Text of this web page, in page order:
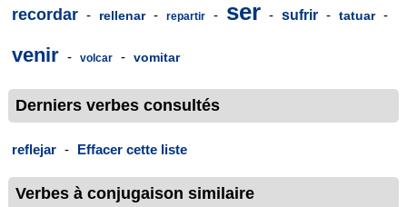
recordar - rellenar - repartir - ser - sufrir - tatuar -
venir - volcar - vomitar
Derniers verbes consultés
reflejar - Effacer cette liste
Verbes à conjugaison similaire